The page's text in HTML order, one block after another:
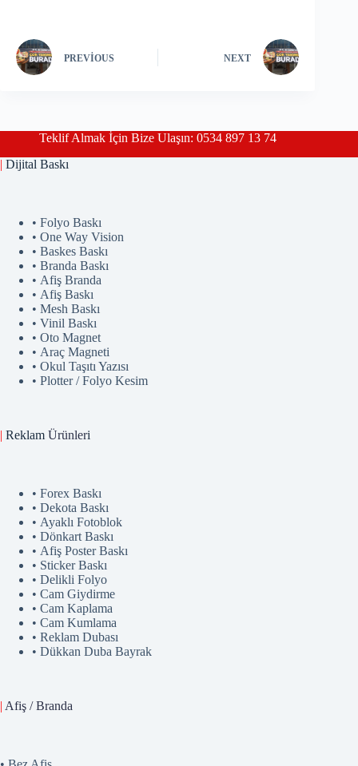
PREVIOUS NEXT
Teklif Almak İçin Bize Ulaşın: 0534 897 13 74
| Dijital Baskı
• Folyo Baskı
• One Way Vision
• Baskes Baskı
• Branda Baskı
• Afiş Branda
• Afiş Baskı
• Mesh Baskı
• Vinil Baskı
• Oto Magnet
• Araç Magneti
• Okul Taşıtı Yazısı
• Plotter / Folyo Kesim
| Reklam Ürünleri
• Forex Baskı
• Dekota Baskı
• Ayaklı Fotoblok
• Dönkart Baskı
• Afiş Poster Baskı
• Sticker Baskı
• Delikli Folyo
• Cam Giydirme
• Cam Kaplama
• Cam Kumlama
• Reklam Dubası
• Dükkan Duba Bayrak
| Afiş / Branda